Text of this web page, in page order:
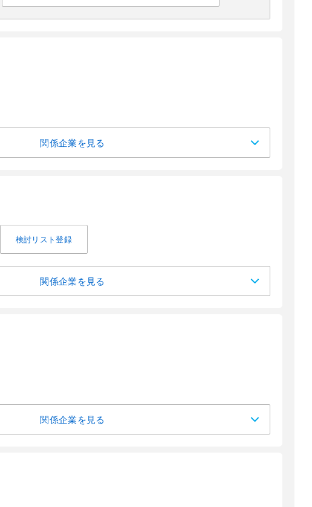
関係企業を見る
検討リスト登録
関係企業を見る
関係企業を見る